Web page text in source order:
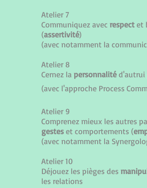
Atelier 7
Communiquez avec respect et
(assertivité)
(avec notamment la
Atelier 8
Cernez la personnalité d'autrui
(avec l'approche Process
Atelier 9
Comprenez mieux les autres
gestes et comportements (
(avec notamment la
Atelier 10
Déjouez les pièges des
les relations